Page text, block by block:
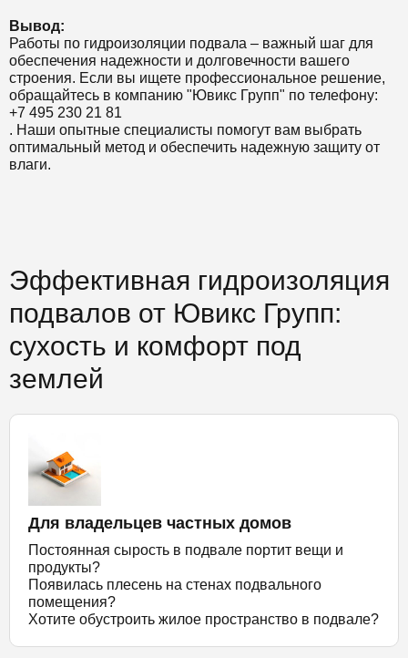
Вывод:
Работы по гидроизоляции подвала – важный шаг для
обеспечения надежности и долговечности вашего
строения. Если вы ищете профессиональное решение,
обращайтесь в компанию "Ювикс Групп" по телефону:
+7 495 230 21 81
. Наши опытные специалисты помогут вам выбрать
оптимальный метод и обеспечить надежную защиту от
влаги.
Эффективная гидроизоляция
подвалов от Ювикс Групп:
сухость и комфорт под
землей
Для владельцев частных домов
Постоянная сырость в подвале портит вещи и
продукты?
Появилась плесень на стенах подвального
помещения?
Хотите обустроить жилое пространство в подвале?